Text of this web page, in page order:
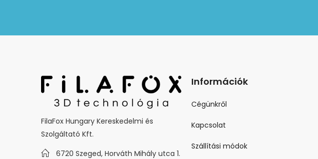
FilaFox Hungary Kereskedelmi és
Szolgáltató Kft.
6720 Szeged, Horváth Mihály utca 1.
Információk
Cégünkről
Kapcsolat
Szállítási módok